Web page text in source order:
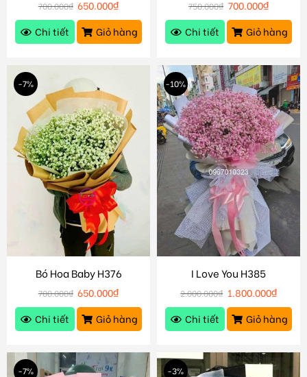
700.000₫ 650.000₫
Chi tiết
Giỏ hàng
750.000₫ 700.000₫
Chi tiết
Giỏ hàng
-7%
Bó Hoa Baby H376
700.000₫ 650.000₫
Chi tiết
Giỏ hàng
-10%
I Love You H385
2.000.000₫ 1.800.000₫
Chi tiết
Giỏ hàng
-7% -3%